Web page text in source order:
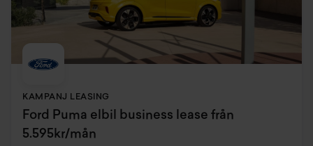
KAMPANJ LEASING
Ford Puma elbil business lease från
5.595kr/mån